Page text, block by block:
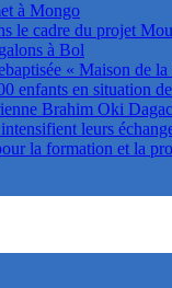
à Mongo
le cadre du projet
à Bol
« Maison de
enfants en situation
Brahim Oki
leurs
la formation et la